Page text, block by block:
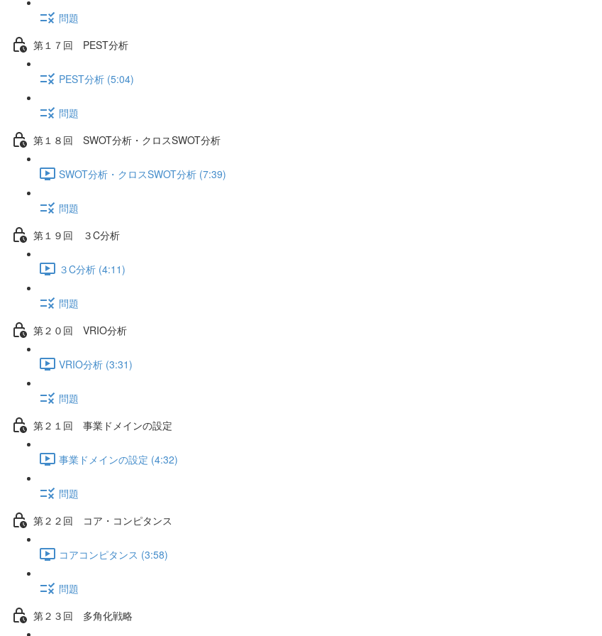
問題
第１７回 PEST分析
PEST分析 (5:04)
問題
第１８回 SWOT分析・クロスSWOT分析
SWOT分析・クロスSWOT分析 (7:39)
問題
第１９回 ３C分析
３C分析 (4:11)
問題
第２０回 VRIO分析
VRIO分析 (3:31)
問題
第２１回 事業ドメインの設定
事業ドメインの設定 (4:32)
問題
第２２回 コア・コンピタンス
コアコンピタンス (3:58)
問題
第２３回 多角化戦略